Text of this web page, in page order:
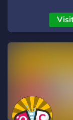
in una vera
troverete serate
pigiama party,
averti incuriosito
po', passa a fare